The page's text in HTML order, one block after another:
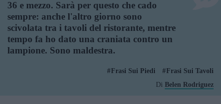
36 e mezzo. Sarà per questo che cado
sempre: anche l'altro giorno sono
scivolata tra i tavoli del ristorante, mentre
tempo fa ho dato una craniata contro un
lampione. Sono maldestra.
Frasi Sui Piedi
Frasi Sui Tavoli
Di Belen Rodriguez